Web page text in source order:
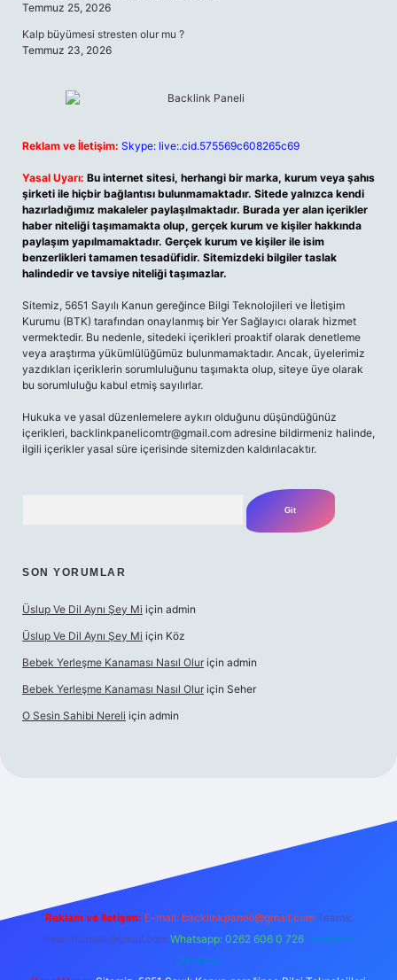
Temmuz 25, 2026
Kalp büyümesi stresten olur mu ?
Temmuz 23, 2026
Reklam ve İletişim: Skype: live:.cid.575569c608265c69
Yasal Uyarı: Bu internet sitesi, herhangi bir marka, kurum veya şahıs
şirketi ile hiçbir bağlantısı bulunmamaktadır. Sitede yalnızca kendi
hazırladığımız makaleler paylaşılmaktadır. Burada yer alan içerikler
haber niteliği taşımamakta olup, gerçek kurum ve kişiler hakkında
paylaşım yapılmamaktadır. Gerçek kurum ve kişiler ile isim
benzerlikleri tamamen tesadüfidir. Sitemizdeki bilgiler taslak
halindedir ve tavsiye niteliği taşımazlar.
Sitemiz, 5651 Sayılı Kanun gereğince Bilgi Teknolojileri ve İletişim
Kurumu (BTK) tarafından onaylanmış bir Yer Sağlayıcı olarak hizmet
vermektedir. Bu nedenle, sitedeki içerikleri proaktif olarak denetleme
veya araştırma yükümlülüğümüz bulunmamaktadır. Ancak, üyelerimiz
yazdıkları içeriklerin sorumluluğunu taşımakta olup, siteye üye olarak
bu sorumluluğu kabul etmiş sayılırlar.
Hukuka ve yasal düzenlemelere aykırı olduğunu düşündüğünüz
içerikleri, backlinkpanelicomtr@gmail.com adresine bildirmeniz halinde,
ilgili içerikler yasal süre içerisinde sitemizden kaldırılacaktır.
SON YORUMLAR
Üslup Ve Dil Aynı Şey Mi için admin
Üslup Ve Dil Aynı Şey Mi için Köz
Bebek Yerleşme Kanaması Nasıl Olur için admin
Bebek Yerleşme Kanaması Nasıl Olur için Seher
O Sesin Sahibi Nereli için admin
Reklam ve İletişim: E-mail: backlinkpaneli@gmail.com Teams:
forumhizmeti@gmail.com Whatsapp: 0262 606 0 726 Telegram:
@karabul